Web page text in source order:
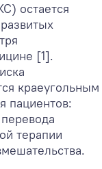
остается
[1].
краеугольным
пациентов:
терапии